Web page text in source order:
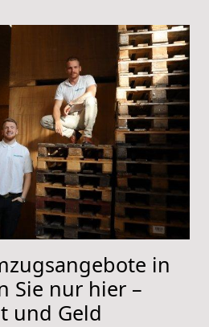
in
Sie nur hier –
und Geld